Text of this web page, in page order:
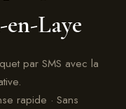
Laye
par SMS avec la
rapide · Sans